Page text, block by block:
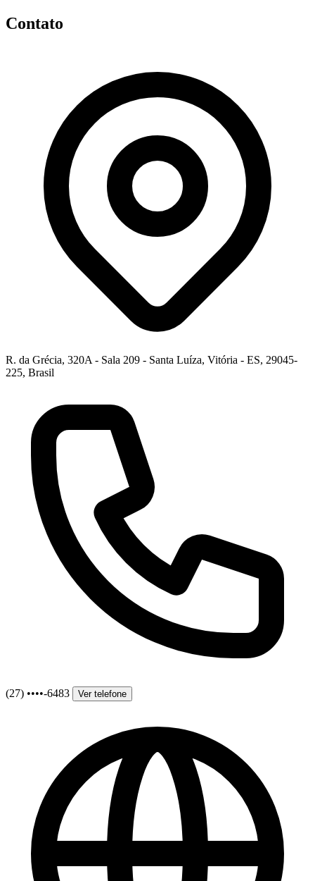
Contato
R. da Grécia, 320A - Sala 209 - Santa Luíza, Vitória - ES, 29045-
225, Brasil
(27) ••••-6483 Ver telefone